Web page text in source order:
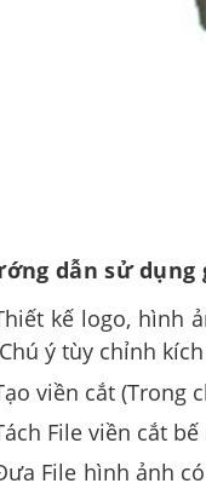
dẫn sử dụng
kế logo, hình
ý tùy chỉnh
viền cắt (Trong
File viền cắt
File hình ảnh